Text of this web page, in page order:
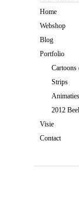
Home
Webshop
Blog
Portfolio
Cartoons
Strips
Animaties
2012
Visie
Contact